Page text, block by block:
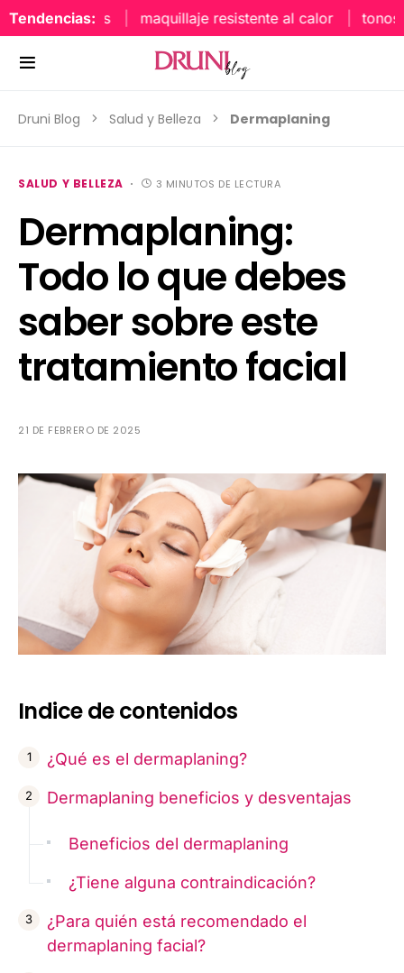
Tendencias: maquillaje resistente al calor tonos
Druni Blog Salud y Belleza Dermaplaning
SALUD Y BELLEZA 3 MINUTOS DE LECTURA
Dermaplaning:
Todo lo que debes
saber sobre este
tratamiento facial
21 DE FEBRERO DE 2025
Indice de contenidos
¿Qué es el dermaplaning?
Dermaplaning beneficios y desventajas
Beneficios del dermaplaning
¿Tiene alguna contraindicación?
¿Para quién está recomendado el
dermaplaning facial?